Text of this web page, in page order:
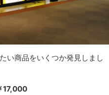
い商品をいくつか発見しまし
17,000